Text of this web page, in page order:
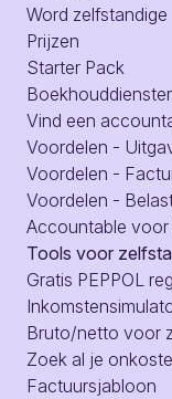
Word zelfstandige
Prijzen
Starter Pack
Vind een
Voordelen -
Voordelen -
Voordelen -
Accountable
Tools voor
Gratis PEPPOL
Bruto/netto voor
Zoek al je
Factuursjabloon